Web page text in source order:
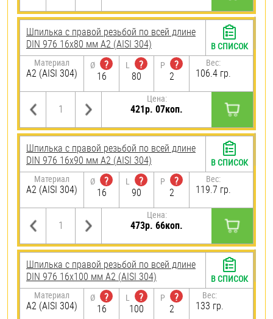
Шпилька с правой резьбой по всей длине
DIN 976 16х80 мм А2 (AISI 304)
Материал
А2 (AISI 304)
Ø
?
16
L
?
80
P
?
2
Вес:
106.4 гр.
Цена:
421р. 07коп.
В СПИСОК
Шпилька с правой резьбой по всей длине
DIN 976 16х90 мм А2 (AISI 304)
Материал
А2 (AISI 304)
Ø
?
16
L
?
90
P
?
2
Вес:
119.7 гр.
Цена:
473р. 66коп.
В СПИСОК
Шпилька с правой резьбой по всей длине
DIN 976 16х100 мм А2 (AISI 304)
Материал
А2 (AISI 304)
Ø
?
16
L
?
100
P
?
2
Вес:
133 гр.
В СПИСОК